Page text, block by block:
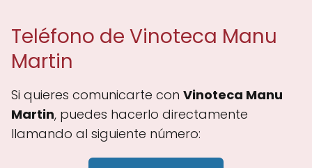
Teléfono de Vinoteca Manu
Martin
Si quieres comunicarte con Vinoteca Manu
Martin, puedes hacerlo directamente
llamando al siguiente número: